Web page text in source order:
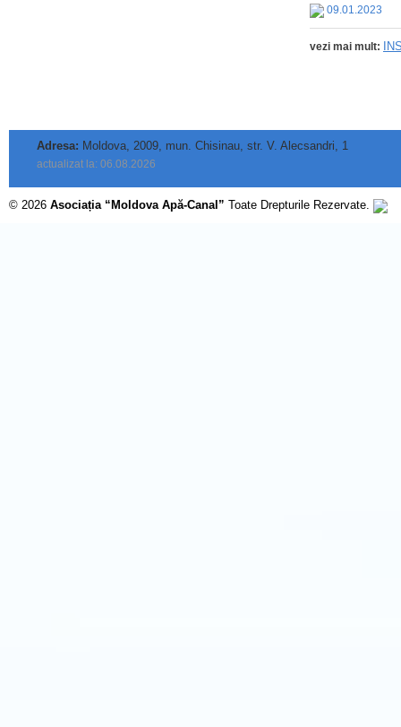
09.01.2023
vezi mai mult:
Adresa: Moldova, 2009, mun. Chisinau, str. V. Alecsandri, 1
actualizat la: 06.08.2026
© 2026 Asociația “Moldova Apă-Canal” Toate Drepturile Rezervate.